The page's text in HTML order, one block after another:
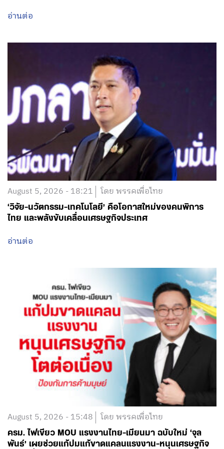
อ่านต่อ
August 5, 2026 - 18:21 โดย พรรคเพื่อไทย
‘วิจัย-นวัตกรรม-เทคโนโลยี’ คือโอกาสใหม่ของคนพิการ
ไทย และพลังขับเคลื่อนเศรษฐกิจประเทศ
อ่านต่อ
August 5, 2026 - 15:48 โดย พรรคเพื่อไทย
ครม. ไฟเขียว MOU แรงงานไทย-เมียนมา ฉบับใหม่ ‘จุล
พันธ์’ เผยช่วยแก้ปมแก้ขาดแคลนแรงงาน-หนุนเศรษฐกิจ